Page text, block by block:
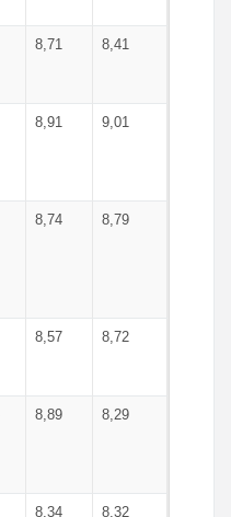
8,71 8,41
8,91 9,01
8,74 8,79
8,57 8,72
8,89 8,29
8,34 8,32